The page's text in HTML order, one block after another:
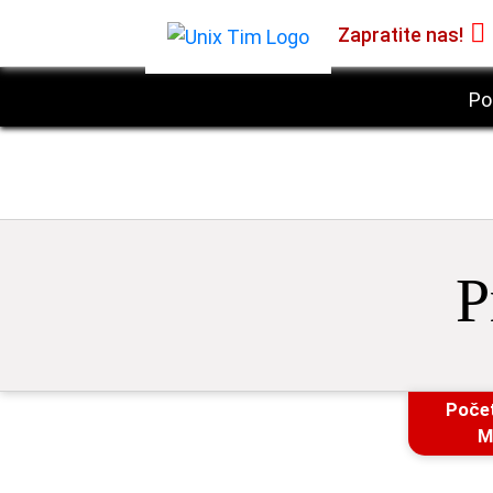
Zapratite nas!